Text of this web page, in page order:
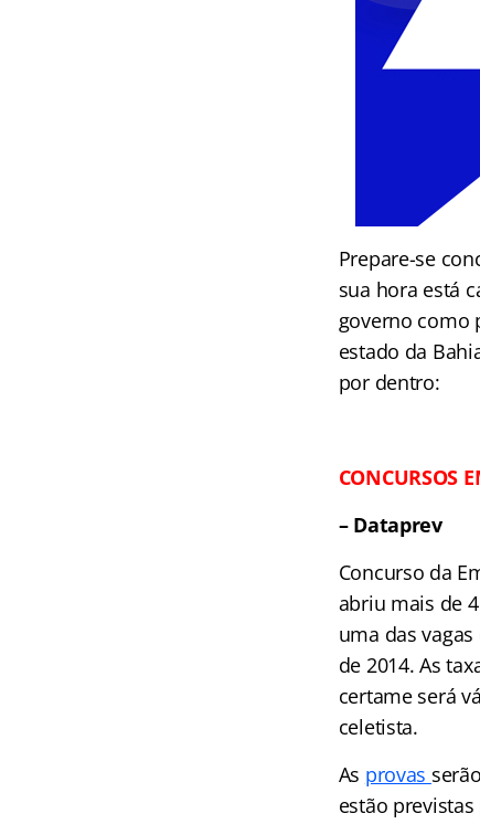
Prepare-se
sua hora está
governo como
estado da
por dentro:
CONCURSOS
– Dataprev
Concurso da
abriu mais de
uma das
de 2014. As
certame será
celetista.
As provas
estão